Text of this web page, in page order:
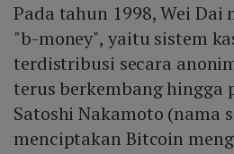
Pada tahun 1998, Wei
"b-money", yaitu sistem
terdistribusi secara
terus berkembang hingga
Satoshi Nakamoto (nama
menciptakan Bitcoin